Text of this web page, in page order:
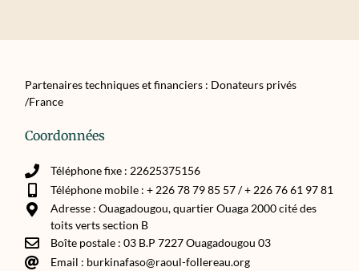
Partenaires techniques et financiers : Donateurs privés
/France
Coordonnées
Téléphone fixe : 22625375156
Téléphone mobile : + 226 78 79 85 57 / + 226 76 61 97 81
Adresse : Ouagadougou, quartier Ouaga 2000 cité des
toits verts section B
Boîte postale : 03 B.P 7227 Ouagadougou 03
Email : burkinafaso@raoul-follereau.org